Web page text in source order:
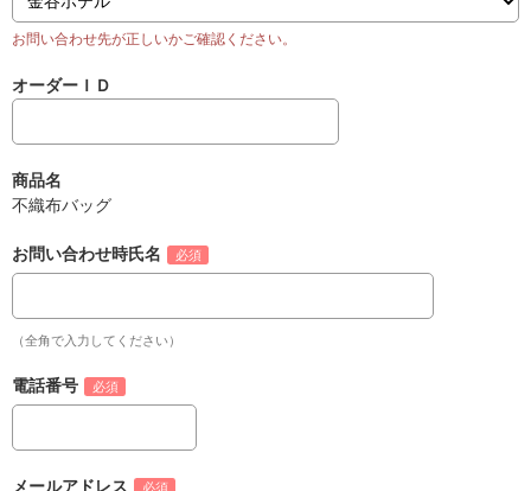
オーダーＩＤ
商品名
不織布バッグ
お問い合わせ時氏名
（全角で入力してください）
電話番号
メールアドレス